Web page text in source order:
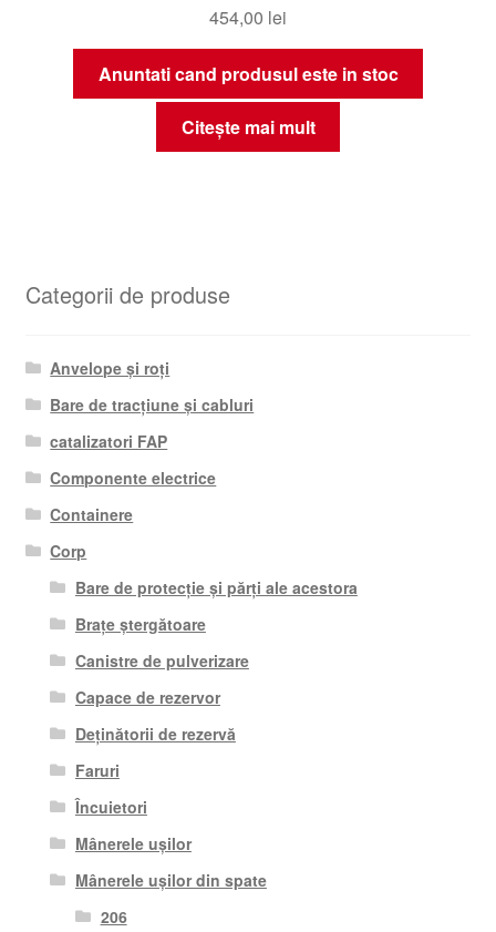
454,00 lei
Anuntati cand produsul este in stoc
Citește mai mult
Categorii de produse
Anvelope și roți
Bare de tracțiune și cabluri
catalizatori FAP
Componente electrice
Containere
Corp
Bare de protecție și părți ale acestora
Brațe ștergătoare
Canistre de pulverizare
Capace de rezervor
Deținătorii de rezervă
Faruri
Încuietori
Mânerele ușilor
Mânerele ușilor din spate
206